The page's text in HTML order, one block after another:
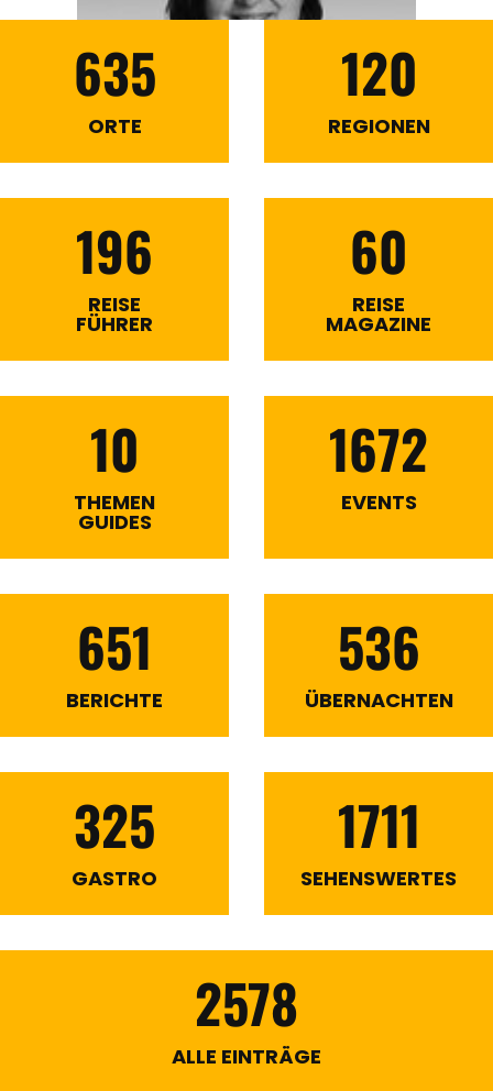
635
ORTE
120
REGIONEN
196
REISE
FÜHRER
60
REISE
MAGAZINE
10
THEMEN
GUIDES
1672
EVENTS
651
BERICHTE
536
ÜBERNACHTEN
325
GASTRO
1711
SEHENSWERTES
2578
ALLE EINTRÄGE